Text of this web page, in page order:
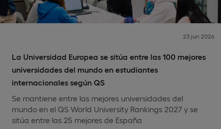
La Universidad Europea se sitúa entre las 100 mejores
universidades del mundo en estudiantes
internacionales según QS
23 jun 2026
Se mantiene entre las mejores universidades del
mundo en el QS World University Rankings 2027 y se
sitúa entre las 25 mejores de España